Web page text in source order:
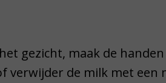
gezicht, maak de
verwijder de milk met een